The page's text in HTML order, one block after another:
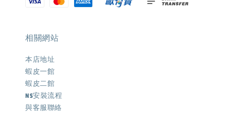
相關網站
本店地址
蝦皮一館
蝦皮二館
NS安裝流程
與客服聯絡